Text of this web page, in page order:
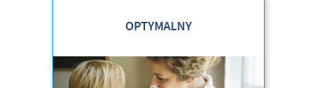
OPTYMALNY